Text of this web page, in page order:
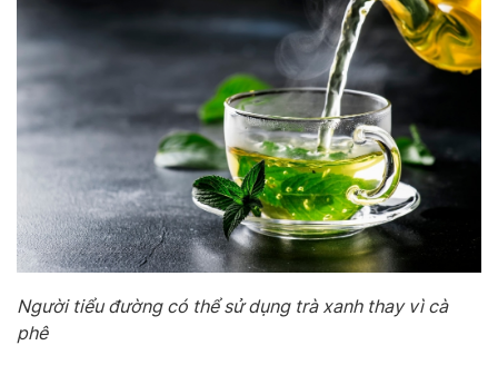
Người tiểu đường có thể sử dụng trà xanh thay vì cà
phê